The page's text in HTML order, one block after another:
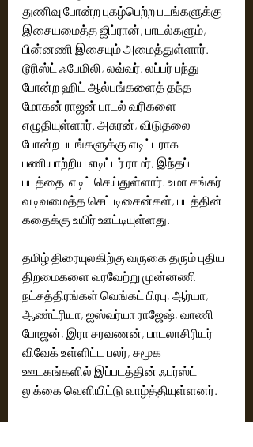
துணிவு போன்ற புகழ்பெற்ற படங்களுக்கு
இசையமைத்த ஜிப்ரான், பாடல்களும்,
பின்னணி இசையும் அமைத்துள்ளார்.
டூரிஸ்ட் ஃபேமிலி, லவ்வர், லப்பர் பந்து
போன்ற ஹிட் ஆல்பங்களைத் தந்த
மோகன் ராஜன் பாடல் வரிகளை
எழுதியுள்ளார். அசுரன், விடுதலை
போன்ற படங்களுக்கு எடிட்டராக
பணியாற்றிய எடிட்டர் ராமர், இந்தப்
படத்தை  எடிட் செய்துள்ளார். உமா சங்கர்
வடிவமைத்த செட் டிசைன்கள், படத்தின்
கதைக்கு உயிர் ஊட்டியுள்ளது.
தமிழ் திரையுலகிற்கு வருகை தரும் புதிய
திறமைகளை வரவேற்று முன்னணி
நட்சத்திரங்கள் வெங்கட் பிரபு, ஆர்யா,
ஆண்ட்ரியா, ஐஸ்வர்யா ராஜேஷ், வாணி
போஜன், இரா சரவணன், பாடலாசிரியர்
விவேக் உள்ளிட்ட பலர், சமூக
ஊடகங்களில் இப்படத்தின் ஃபர்ஸ்ட்
லுக்கை வெளியிட்டு வாழ்த்தியுள்ளனர்.